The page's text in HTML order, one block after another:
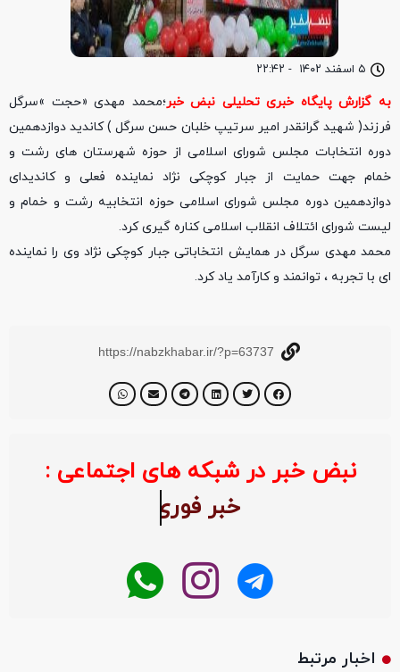
۵ اسفند ۱۴۰۲ - ۲۲:۴۲
به گزارش پایگاه خبری تحلیلی نبض خبر؛محمد مهدی «حجت »سرگل
فرزند( شهید گرانقدر امیر سرتیپ خلبان حسن سرگل ) کاندید دوازدهمین
دوره انتخابات مجلس شورای اسلامی از حوزه شهرستان های رشت و
خمام جهت حمایت از جبار کوچکی نژاد نماینده فعلی و کاندیدای
دوازدهمین دوره مجلس شورای اسلامی حوزه انتخابیه رشت و خمام و
لیست شورای ائتلاف انقلاب اسلامی کناره گیری کرد.
محمد مهدی سرگل در همایش انتخاباتی جبار کوچکی نژاد وی را نماینده
ای با تجربه ، توانمند و کارآمد یاد کرد.
https://nabzkhabar.ir/?p=63737
نبض خبر در شبکه های اجتماعی : خبر